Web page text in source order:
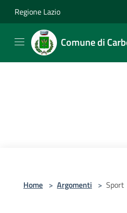
Regione Lazio
Comune di
Home > Argomenti > Sport